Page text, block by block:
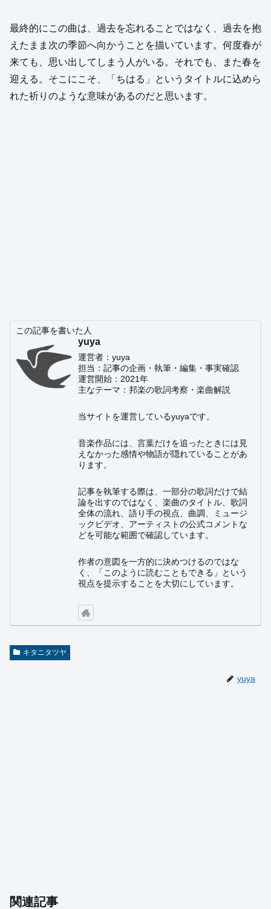
最終的にこの曲は、過去を忘れることではなく、過去を抱
えたまま次の季節へ向かうことを描いています。何度春が
来ても、思い出してしまう人がいる。それでも、また春を
迎える。そこにこそ、「ちはる」というタイトルに込めら
れた祈りのような意味があるのだと思います。
この記事を書いた人
yuya
運営者：yuya
担当：記事の企画・執筆・編集・事実確認
運営開始：2021年
主なテーマ：邦楽の歌詞考察・楽曲解説
当サイトを運営しているyuyaです。
音楽作品には、言葉だけを追ったときには見
えなかった感情や物語が隠れていることがあ
ります。
記事を執筆する際は、一部分の歌詞だけで結
論を出すのではなく、楽曲のタイトル、歌詞
全体の流れ、語り手の視点、曲調、ミュージ
ックビデオ、アーティストの公式コメントな
どを可能な範囲で確認しています。
作者の意図を一方的に決めつけるのではな
く、「このように読むこともできる」という
視点を提示することを大切にしています。
キタニタツヤ
yuya
関連記事